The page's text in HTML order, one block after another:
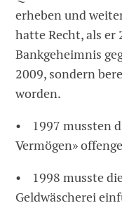
erheben und
hatte Recht, als er
Bankgeheimnis
2009, sondern
worden.
• 1997 mussten
Vermögen»
• 1998 musste
Geldwäscherei